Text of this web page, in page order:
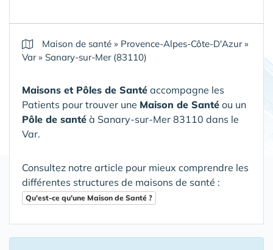
Maison de santé » Provence-Alpes-Côte-D'Azur»
Var» Sanary-sur-Mer (83110)
Maisons et Pôles de Santé accompagne les
Patients pour trouver une Maison de Santé ou un
Pôle de santé à Sanary-sur-Mer 83110 dans le
Var.
Consultez notre article pour mieux comprendre les
différentes structures de maisons de santé :
Qu'est-ce qu'une Maison de Santé ?